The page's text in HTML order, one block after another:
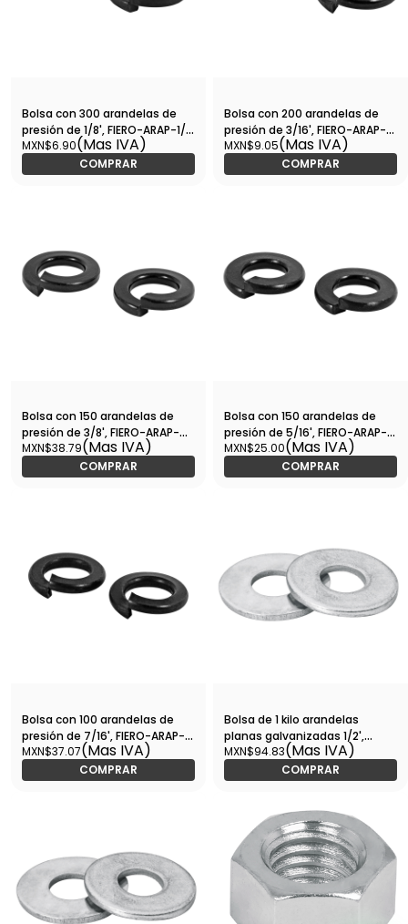
Bolsa con 300 arandelas de
presión de 1/8', FIERO-ARAP-1/8
/ 44683
MXN$6.90(Mas IVA)
COMPRAR
Bolsa con 200 arandelas de
presión de 3/16', FIERO-ARAP-
3/16 / 44685
MXN$9.05(Mas IVA)
COMPRAR
Bolsa con 150 arandelas de
presión de 3/8', FIERO-ARAP-
3/8 / 44688
MXN$38.79(Mas IVA)
COMPRAR
Bolsa con 150 arandelas de
presión de 5/16', FIERO-ARAP-
5/16 / 44687
MXN$25.00(Mas IVA)
COMPRAR
Bolsa con 100 arandelas de
presión de 7/16', FIERO-ARAP-
7/16 / 44689
MXN$37.07(Mas IVA)
COMPRAR
Bolsa de 1 kilo arandelas
planas galvanizadas 1/2',
FIERO-ARA-1/2 / 44547
MXN$94.83(Mas IVA)
COMPRAR